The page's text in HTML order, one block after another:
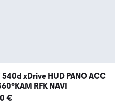
540d xDrive HUD PANO ACC
RFK NAVI
€